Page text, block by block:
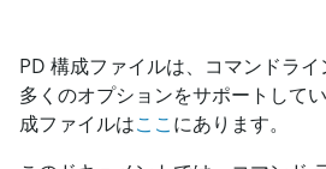
PD 構成ファイルは、コマンドラ
多くのオプションをサポートして
成ファイルはここ にあります。